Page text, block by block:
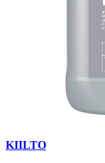
KIILTO